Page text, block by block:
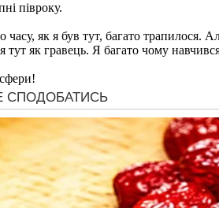
півроку.
як я був тут, багато
як гравець. Я багато чому